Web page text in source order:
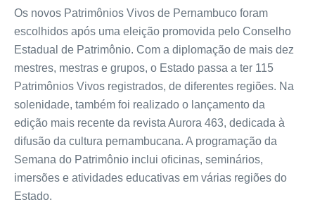
Os novos Patrimônios Vivos de Pernambuco foram
escolhidos após uma eleição promovida pelo Conselho
Estadual de Patrimônio. Com a diplomação de mais dez
mestres, mestras e grupos, o Estado passa a ter 115
Patrimônios Vivos registrados, de diferentes regiões. Na
solenidade, também foi realizado o lançamento da
edição mais recente da revista Aurora 463, dedicada à
difusão da cultura pernambucana. A programação da
Semana do Patrimônio inclui oficinas, seminários,
imersões e atividades educativas em várias regiões do
Estado.